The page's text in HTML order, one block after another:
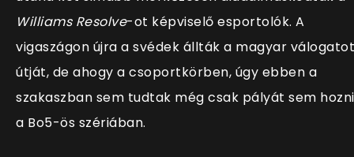
Williams Resolve-ot képviselő esportolók. A
vigaszágon újra a svédek állták a magyar
útját, de ahogy a csoportkörben, úgy ebben a
szakaszban sem tudtak még csak pályát sem hozni
a Bo5-ös szériában.